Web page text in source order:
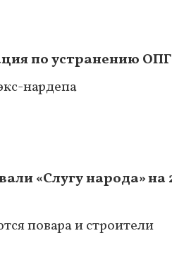
по устранению ОПГ
нардепа
«Слугу народа» на
повара и строители